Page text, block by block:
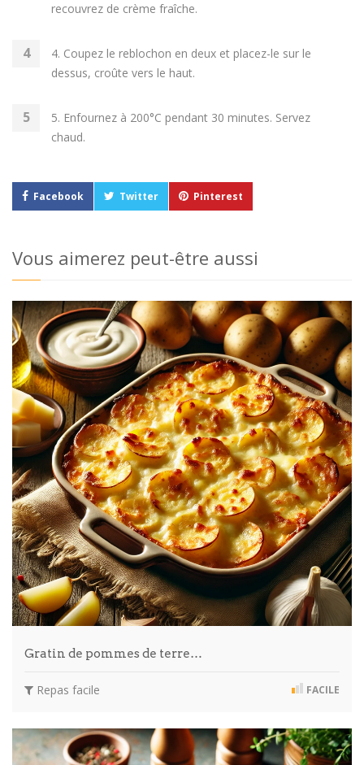
recouvrez de crème fraîche.
4. Coupez le reblochon en deux et placez-le sur le
dessus, croûte vers le haut.
5. Enfournez à 200°C pendant 30 minutes. Servez
chaud.
Facebook Twitter Pinterest
Vous aimerez peut-être aussi
Gratin de pommes de terre…
Repas facile FACILE